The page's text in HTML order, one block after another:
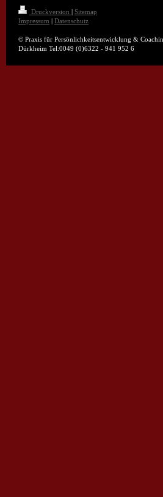
Druckversion | Sitemap
Impressum | Datenschutz
© Praxis für Persönlichkeitsentwicklung &
Dürkheim Tel:0049 (0)6322 - 941 952 6